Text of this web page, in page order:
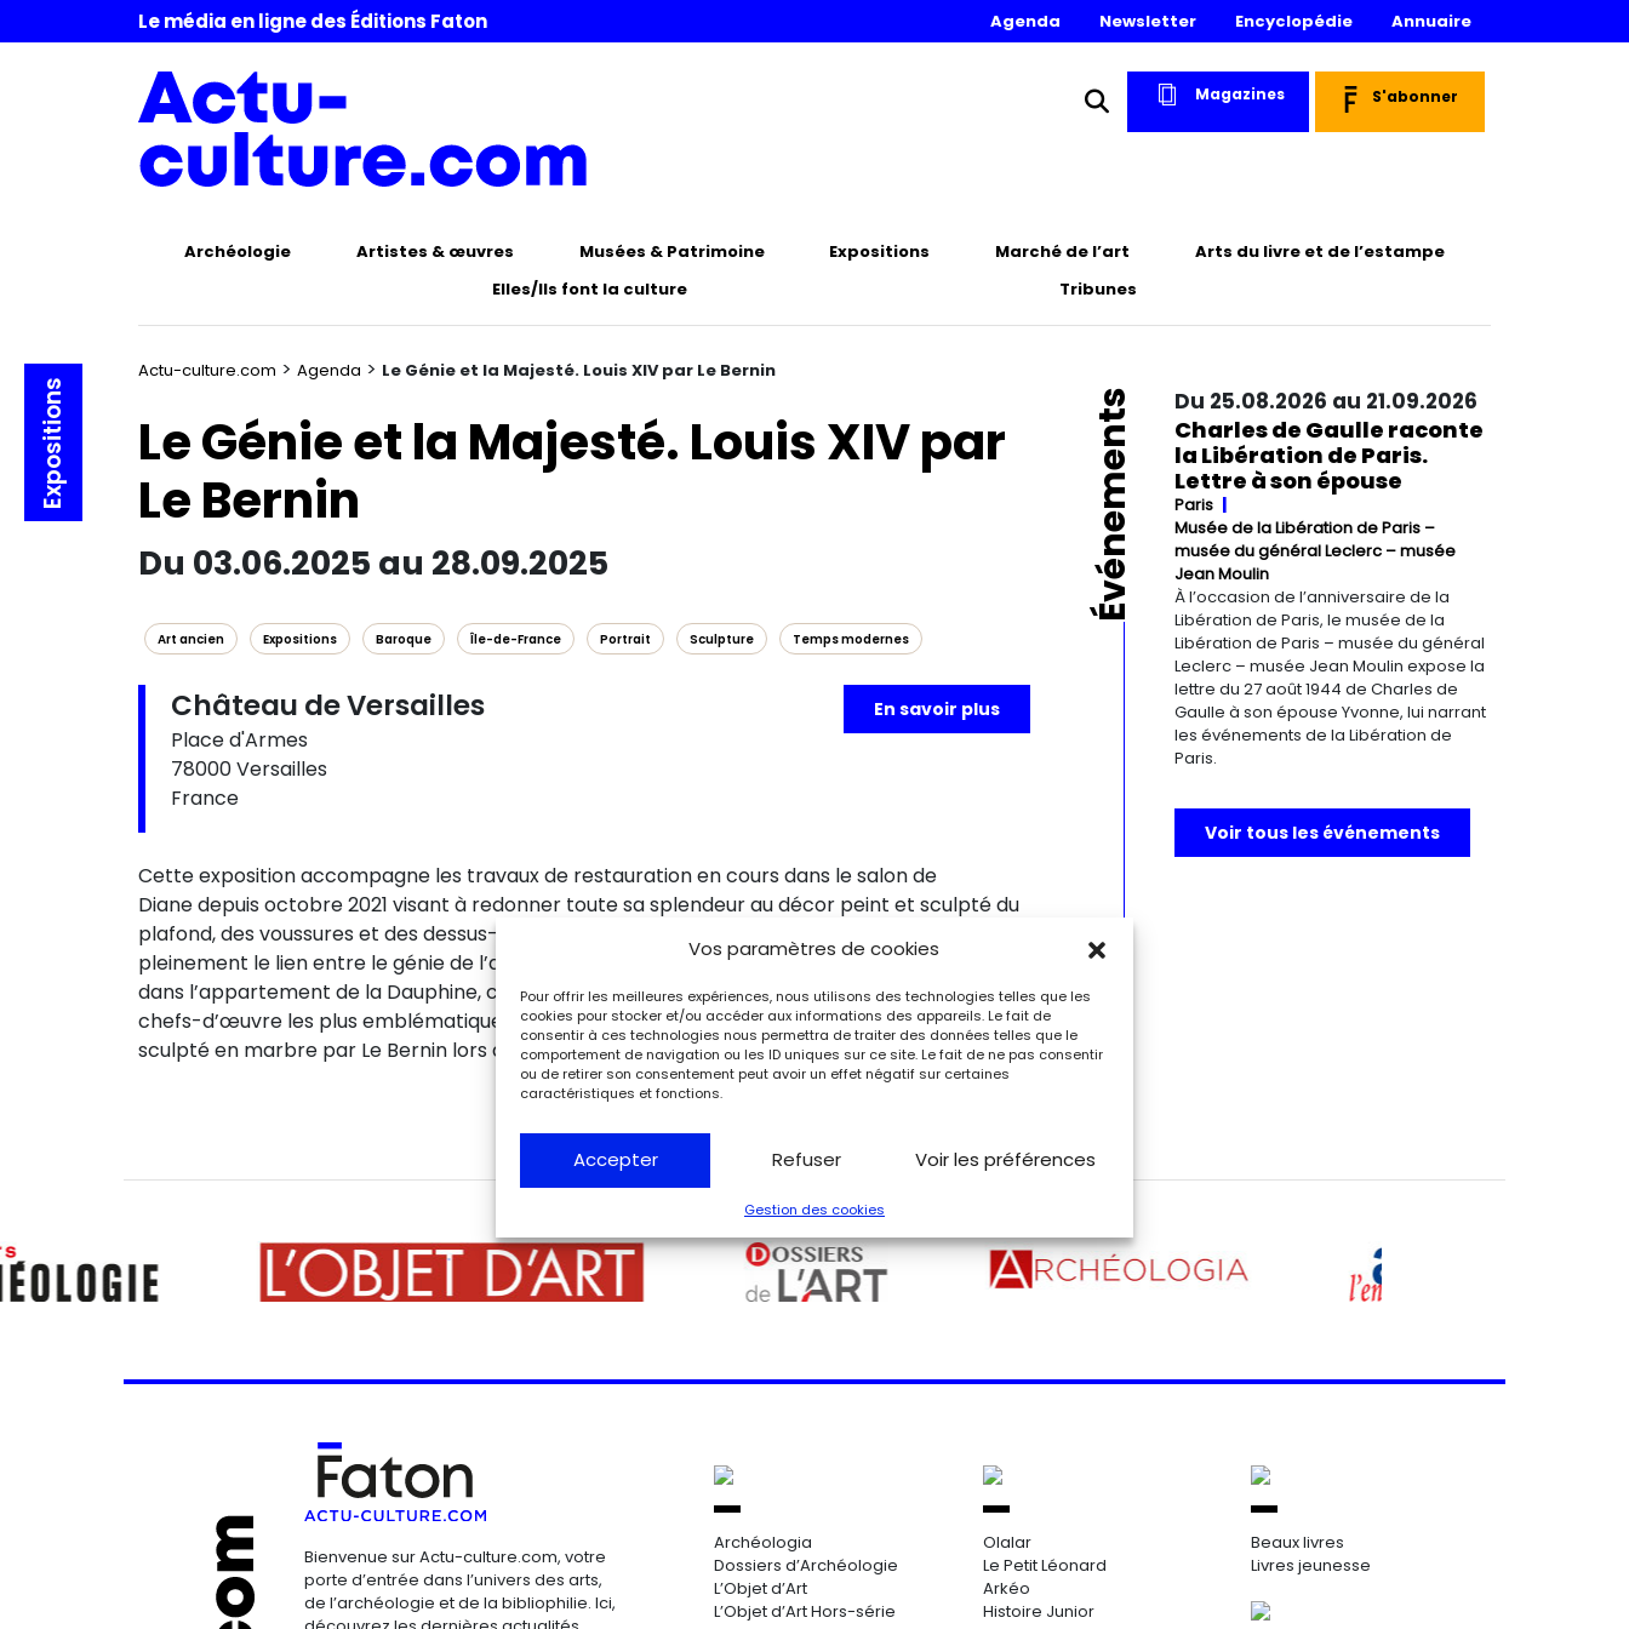
Vos paramètres de cookies
Pour offrir les meilleures expériences, nous utilisons des technologies telles que les
cookies pour stocker et/ou accéder aux informations des appareils. Le fait de
consentir à ces technologies nous permettra de traiter des données telles que le
comportement de navigation ou les ID uniques sur ce site. Le fait de ne pas consentir
ou de retirer son consentement peut avoir un effet négatif sur certaines
caractéristiques et fonctions.
Accepter Refuser Voir les préférences
Gestion des cookies
Le média en ligne des Éditions Faton Agenda Newsletter Encyclopédie Annuaire
Magazines S'abonner
Archéologie Artistes & œuvres Musées & Patrimoine Expositions Marché de l’art
Arts du livre et de l’estampe
Elles/Ils font la culture
Tribunes
Actu-culture.com > Agenda > Le Génie et la Majesté. Louis XIV par Le Bernin
Expositions
Le Génie et la Majesté. Louis XIV par
Le Bernin
Du 03.06.2025 au 28.09.2025
Art ancien Expositions Baroque Île-de-France Portrait Sculpture Temps modernes
Château de Versailles
Place d'Armes
78000 Versailles
France
En savoir plus
Cette exposition accompagne les travaux de restauration en cours dans le salon de
Diane depuis octobre 2021 visant à redonner toute sa splendeur au décor peint et sculpté du
plafond, des voussures et des dessus-de-porte. Ce salon offre un cadre pensé pour révéler
pleinement le lien entre le génie de l’artiste et la majesté de son buste de Louis XIV. Organisée
dans l’appartement de la Dauphine, cette exposition met notamment à l’honneur l’un des
chefs-d’œuvre les plus emblématiques des collections du château : leBuste de Louis XIV,
sculpté en marbre par Le Bernin lors de son séjour à Paris en 1665.
Événements Du 25.08.2026 au 21.09.2026
Charles de Gaulle raconte
la Libération de Paris.
Lettre à son épouse
Paris
Musée de la Libération de Paris –
musée du général Leclerc – musée
Jean Moulin
À l’occasion de l’anniversaire de la
Libération de Paris, le musée de la
Libération de Paris – musée du général
Leclerc – musée Jean Moulin expose la
lettre du 27 août 1944 de Charles de
Gaulle à son épouse Yvonne, lui narrant
les événements de la Libération de
Paris.
Voir tous les événements
Bienvenue sur Actu-culture.com, votre
porte d’entrée dans l’univers des arts,
de l’archéologie et de la bibliophilie. Ici,
Archéologia
Dossiers d’Archéologie
L’Objet d’Art
L’Objet d’Art Hors-série
Olalar
Le Petit Léonard
Arkéo
Histoire Junior
Beaux livres
Livres jeunesse